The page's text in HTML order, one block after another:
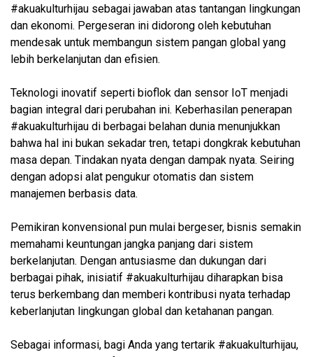
#akuakulturhijau sebagai jawaban atas tantangan lingkungan
dan ekonomi. Pergeseran ini didorong oleh kebutuhan
mendesak untuk membangun sistem pangan global yang
lebih berkelanjutan dan efisien.
Teknologi inovatif seperti bioflok dan sensor IoT menjadi
bagian integral dari perubahan ini. Keberhasilan penerapan
#akuakulturhijau di berbagai belahan dunia menunjukkan
bahwa hal ini bukan sekadar tren, tetapi dongkrak kebutuhan
masa depan. Tindakan nyata dengan dampak nyata. Seiring
dengan adopsi alat pengukur otomatis dan sistem
manajemen berbasis data.
Pemikiran konvensional pun mulai bergeser, bisnis semakin
memahami keuntungan jangka panjang dari sistem
berkelanjutan. Dengan antusiasme dan dukungan dari
berbagai pihak, inisiatif #akuakulturhijau diharapkan bisa
terus berkembang dan memberi kontribusi nyata terhadap
keberlanjutan lingkungan global dan ketahanan pangan.
Sebagai informasi, bagi Anda yang tertarik #akuakulturhijau,